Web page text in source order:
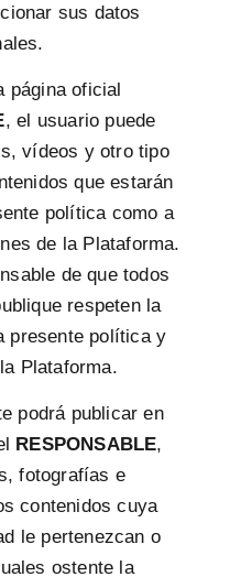
sus datos
página oficial
, el usuario puede
vídeos y otro tipo
que estarán
política como a
de la Plataforma.
de que todos
respeten la
presente política y
Plataforma.
podrá publicar en
RESPONSABLE,
fotografías e
contenidos cuya
le pertenezcan o
ostente la